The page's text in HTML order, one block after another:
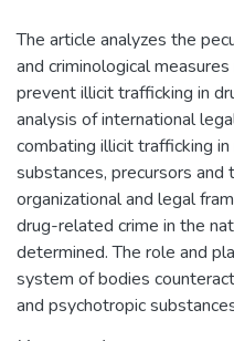
The article analyzes the
and criminological
prevent illicit trafficking in
analysis of international
combating illicit trafficking
substances, precursors and
organizational and legal
drug-related crime in the
determined. The role and
system of bodies
and psychotropic